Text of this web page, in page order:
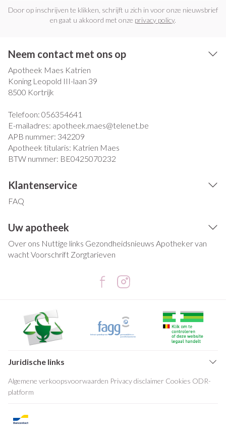
Door op inschrijven te klikken, schrijft u zich in voor onze nieuwsbrief
en gaat u akkoord met onze privacy policy.
Neem contact met ons op
Apotheek Maes Katrien
Koning Leopold III-laan 39
8500 Kortrijk
Telefoon: 056354641
E-mailadres: apotheek.maes@telenet.be
APB nummer: 342209
Apotheek titularis: Katrien Maes
BTW nummer: BE0425070232
Klantenservice
FAQ
Uw apotheek
Over ons Nuttige links Gezondheidsnieuws Apotheker van
wachtVoorschrift Zorgtarieven
Juridische links
Algemene verkoopsvoorwaarden Privacy disclaimer Cookies ODR-
platform